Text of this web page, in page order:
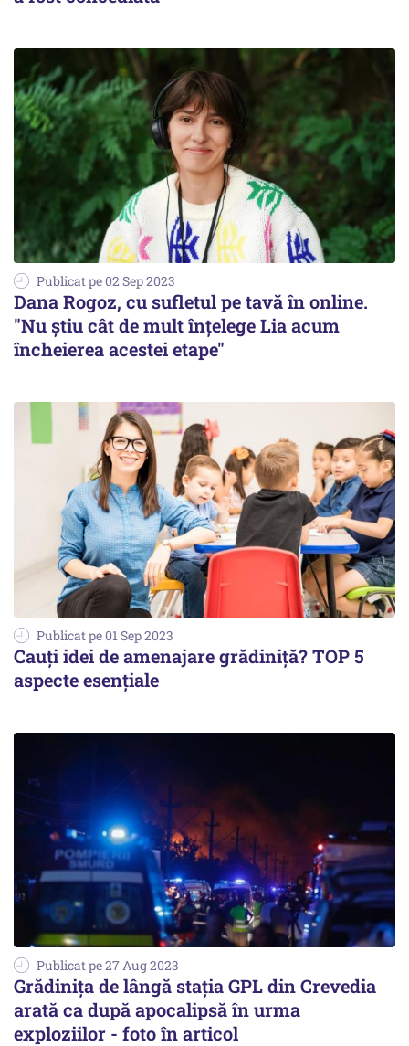
Publicat pe 02 Sep 2023
Dana Rogoz, cu sufletul pe tavă în online.
"Nu știu cât de mult înțelege Lia acum
încheierea acestei etape"
Publicat pe 01 Sep 2023
Cauți idei de amenajare grădiniță? TOP 5
aspecte esențiale
Publicat pe 27 Aug 2023
Grădinița de lângă stația GPL din Crevedia
arată ca după apocalipsă în urma
exploziilor - foto în articol